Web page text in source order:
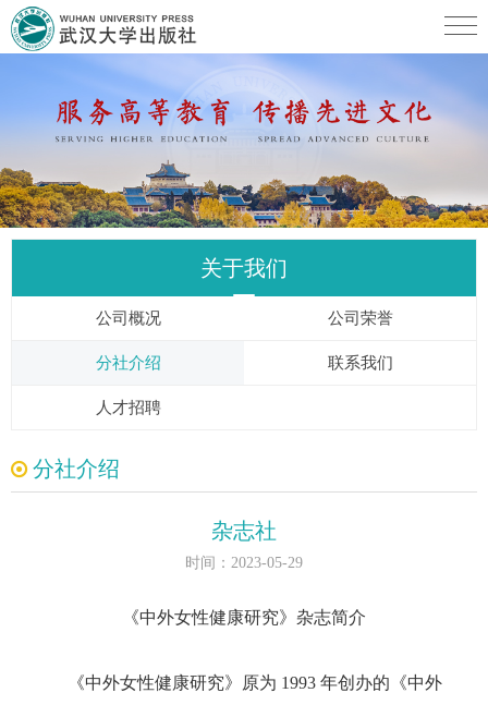
关于我们
公司概况 公司荣誉
分社介绍 联系我们
人才招聘
分社介绍
杂志社
时间：2023-05-29
《中外女性健康研究》杂志简介
《中外女性健康研究》原为 1993 年创办的《中外